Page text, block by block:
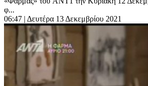
φ...
06:47 | Δευτέρα 13 Δεκεμβρίου 2021